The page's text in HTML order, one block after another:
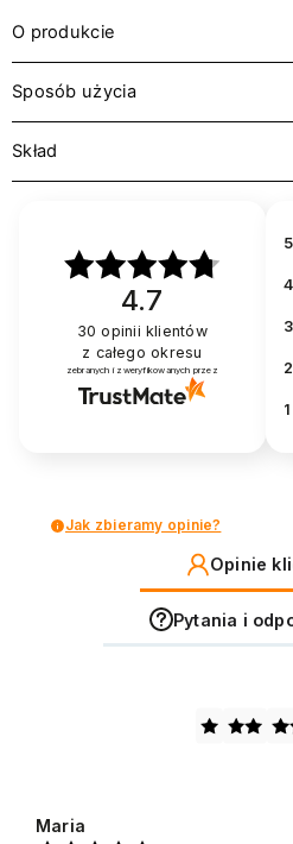
O produkcie
Sposób użycia
Skład
4.7
30 opinii klientów
z całego okresu
zebranych i zweryfikowanych przez
5
4
3
2
1
Jak zbieramy opinie?
Opinie
Pytania i
Maria